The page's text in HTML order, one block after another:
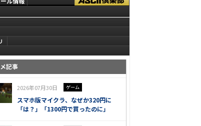
記事
2026年07月30日 ゲーム
スマホ版マイクラ、なぜか320円に
「は？」「1300円で買ったのに」